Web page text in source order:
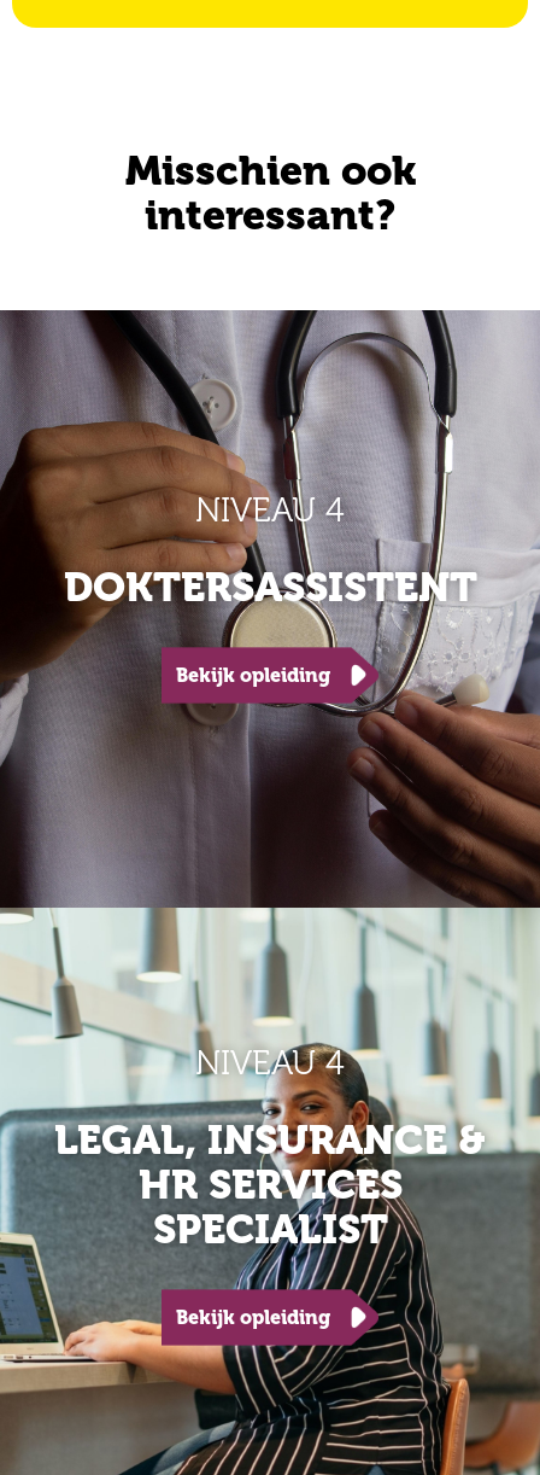
Misschien ook
interessant?
NIVEAU 4
DOKTERSASSISTENT
Bekijk opleiding
NIVEAU 4
LEGAL, INSURANCE &
HR SERVICES
SPECIALIST
Bekijk opleiding